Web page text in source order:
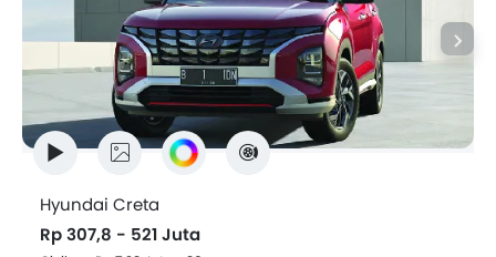
Hyundai Creta
Rp 307,8 - 521 Juta